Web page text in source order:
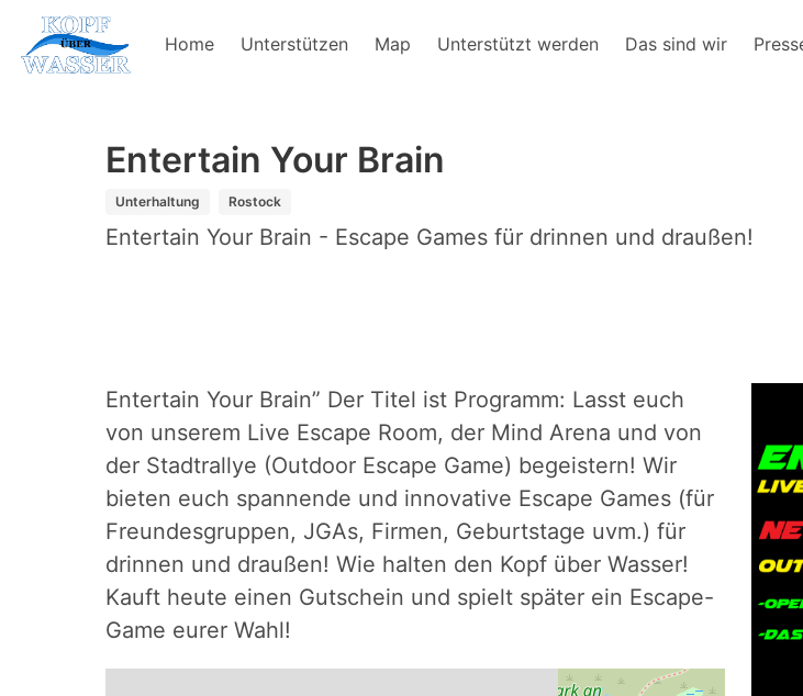
Home Unterstützen Map Unterstützt werden Das sind wir
Entertain Your Brain
Unterhaltung Rostock
Entertain Your Brain - Escape Games für drinnen und draußen!
Entertain Your Brain” Der Titel ist Programm: Lasst euch
von unserem Live Escape Room, der Mind Arena und von
der Stadtrallye (Outdoor Escape Game) begeistern! Wir
bieten euch spannende und innovative Escape Games (für
Freundesgruppen, JGAs, Firmen, Geburtstage uvm.) für
drinnen und draußen! Wie halten den Kopf über Wasser!
Kauft heute einen Gutschein und spielt später ein Escape-
Game eurer Wahl!